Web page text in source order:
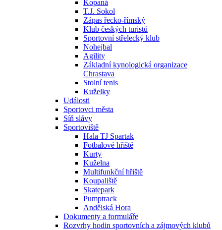
Kopaná
T.J. Sokol
Zápas řecko-římský
Klub českých turistů
Sportovní střelecký klub
Nohejbal
Agility
Základní kynologická organizace
Chrastava
Stolní tenis
Kuželky
Události
Sportovci města
Síň slávy
Sportoviště
Hala TJ Spartak
Fotbalové hřiště
Kurty
Kuželna
Multifunkční hřiště
Koupaliště
Skatepark
Pumptrack
Andělská Hora
Dokumenty a formuláře
Rozvrhy hodin sportovních a zájmových klubů